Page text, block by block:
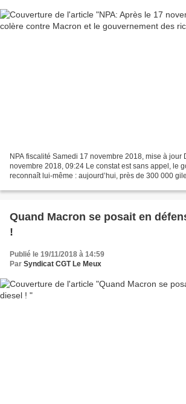
NPA fiscalité Samedi 17 novembre 2018, mise à jour
novembre 2018, 09:24 Le constat est sans appel, le
reconnaît lui-même : aujourd’hui, près de 300 000
Quand Macron se posait en
!
Publié le 19/11/2018 à 14:59
Par Syndicat CGT Le Meux